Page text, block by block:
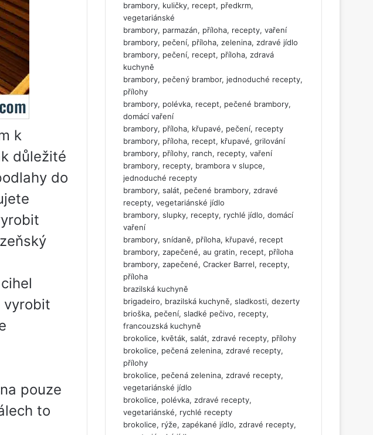
k
důležité
do
vyrobit
pouze
to
brambory, kuličky, recept, předkrm,
vegetariánské
brambory, parmazán, příloha, recepty, vaření
brambory, pečení, příloha, zelenina, zdravé jídlo
brambory, pečení, recept, příloha, zdravá
kuchyně
brambory, pečený brambor, jednoduché recepty,
přílohy
brambory, polévka, recept, pečené brambory,
domácí vaření
brambory, příloha, křupavé, pečení, recepty
brambory, příloha, recept, křupavé, grilování
brambory, přílohy, ranch, recepty, vaření
brambory, recepty, brambora v slupce,
jednoduché recepty
brambory, salát, pečené brambory, zdravé
recepty, vegetariánské jídlo
brambory, slupky, recepty, rychlé jídlo, domácí
vaření
brambory, snídaně, příloha, křupavé, recept
brambory, zapečené, au gratin, recept, příloha
brambory, zapečené, Cracker Barrel, recepty,
příloha
brazilská kuchyně
brigadeiro, brazilská kuchyně, sladkosti, dezerty
brioška, pečení, sladké pečivo, recepty,
francouzská kuchyně
brokolice, květák, salát, zdravé recepty, přílohy
brokolice, pečená zelenina, zdravé recepty,
přílohy
brokolice, pečená zelenina, zdravé recepty,
vegetariánské jídlo
brokolice, polévka, zdravé recepty,
vegetariánské, rychlé recepty
brokolice, rýže, zapékané jídlo, zdravé recepty,